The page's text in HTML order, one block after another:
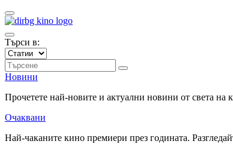
Търси в:
Новини
Прочетете най-новите и актуални новини от света
Очаквани
Най-чаканите кино премиери през годината.